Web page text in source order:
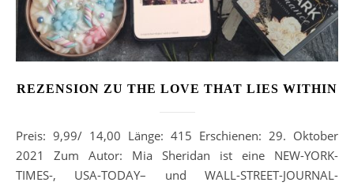
REZENSION ZU THE LOVE THAT LIES WITHIN
Preis: 9,99/ 14,00 Länge: 415 Erschienen: 29. Oktober
2021 Zum Autor: Mia Sheridan ist eine NEW-YORK-
TIMES-, USA-TODAY– und WALL-STREET-JOURNAL-